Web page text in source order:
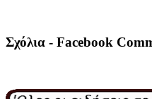
Σχόλια - Facebook